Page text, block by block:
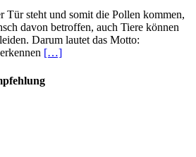
Tür steht und somit die Pollen kommen,
davon betroffen, auch Tiere können
Darum lautet das Motto:
[…]